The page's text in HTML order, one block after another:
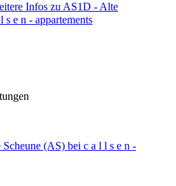
Infos zu AS1D - Alte
s e n - appartements
(AS) bei c a l l s e n -